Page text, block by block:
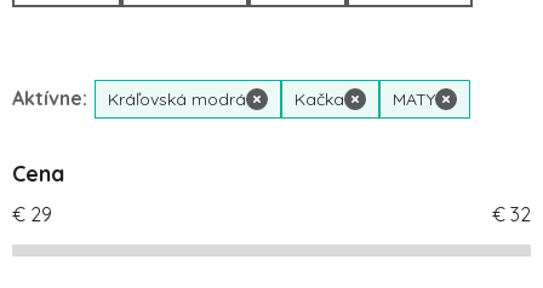
Aktívne: Kráľovská modrá × Kačka × MATY ×
Cena
€ 29 € 32